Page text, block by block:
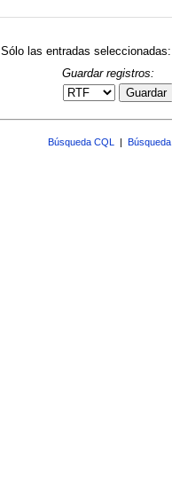
Sólo las entradas seleccionadas:
Guardar registros:
Guardar
Búsqueda CQL